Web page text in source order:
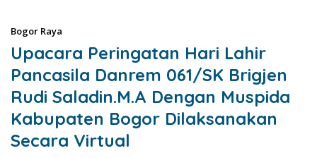
Bogor Raya
Upacara Peringatan Hari Lahir
Pancasila Danrem 061/SK Brigjen
Rudi Saladin.M.A Dengan Muspida
Kabupaten Bogor Dilaksanakan
Secara Virtual